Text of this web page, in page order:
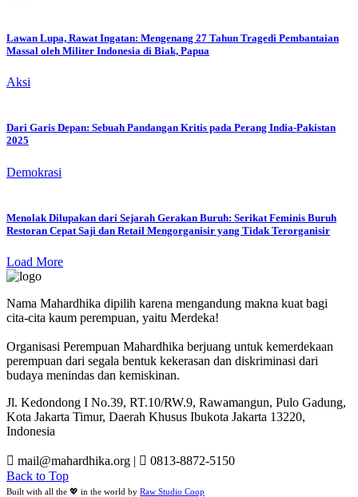
Lawan Lupa, Rawat Ingatan: Mengenang 27 Tahun Tragedi Pembantaian
Massal oleh Militer Indonesia di Biak, Papua
Aksi
Dari Garis Depan: Sebuah Pandangan Kritis pada Perang India-Pakistan
2025
Demokrasi
Menolak Dilupakan dari Sejarah Gerakan Buruh: Serikat Feminis Buruh
Restoran Cepat Saji dan Retail Mengorganisir yang Tidak Terorganisir
Load More
Nama Mahardhika dipilih karena mengandung makna kuat bagi
cita-cita kaum perempuan, yaitu Merdeka!
Organisasi Perempuan Mahardhika berjuang untuk kemerdekaan
perempuan dari segala bentuk kekerasan dan diskriminasi dari
budaya menindas dan kemiskinan.
Jl. Kedondong I No.39, RT.10/RW.9, Rawamangun, Pulo Gadung,
Kota Jakarta Timur, Daerah Khusus Ibukota Jakarta 13220,
Indonesia
mail@mahardhika.org |
0813-8872-5150
Back to Top
Built with all the 💖 in the world by Raw Studio Coop